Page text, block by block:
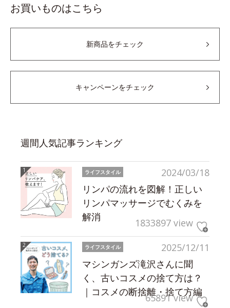
お買いものはこちら
新商品をチェック
キャンペーンをチェック
週間人気記事ランキング
2024/03/18
ライフスタイル
リンパの流れを図解！正しい
リンパマッサージでむくみを
解消
1833897 view
2025/12/11
ライフスタイル
マシンガンズ滝沢さんに聞
く、古いコスメの捨て方は？
｜コスメの断捨離・捨て方編
65891 view